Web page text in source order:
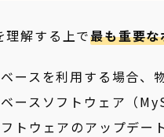
解する上で最も重要
ースを利用する場合、
ースソフトウェア（
トウェアのアップデー